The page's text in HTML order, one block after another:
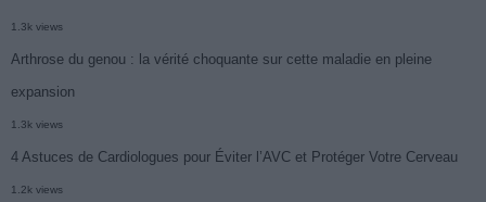
1.3k views
Arthrose du genou : la vérité choquante sur cette maladie en pleine
expansion
1.3k views
4 Astuces de Cardiologues pour Éviter l’AVC et Protéger Votre Cerveau
1.2k views